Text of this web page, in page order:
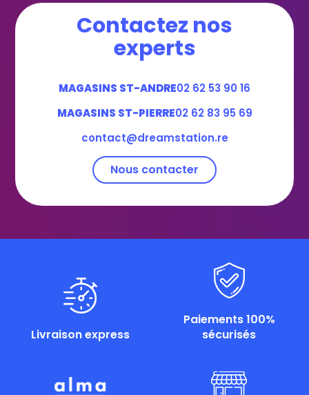
Contactez nos
experts
MAGASINS ST-ANDRE02 62 53 90 16
MAGASINS ST-PIERRE02 62 83 95 69
contact@dreamstation.re
Nous contacter
Livraison express
Paiements 100%
sécurisés